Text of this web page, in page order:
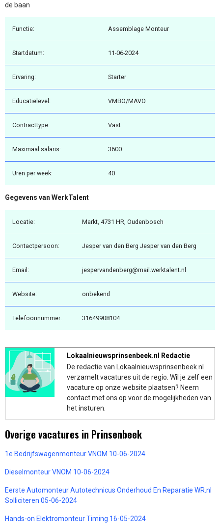
de baan
Functie: Assemblage Monteur
Startdatum: 11-06-2024
Ervaring: Starter
Educatielevel: VMBO/MAVO
Contracttype: Vast
Maximaal salaris: 3600
Uren per week: 40
Gegevens van WerkTalent
Locatie: Markt, 4731 HR, Oudenbosch
Contactpersoon: Jesper van den Berg Jesper van den Berg
Email: jespervandenberg@mail.werktalent.nl
Website: onbekend
Telefoonnummer: 31649908104
Lokaalnieuwsprinsenbeek.nl Redactie
De redactie van Lokaalnieuwsprinsenbeek.nl
verzamelt vacatures uit de regio. Wil je zelf een
vacature op onze website plaatsen? Neem
contact met ons op voor de mogelijkheden van
het insturen.
Overige vacatures in Prinsenbeek
1e Bedrijfswagenmonteur VNOM 10-06-2024
Dieselmonteur VNOM 10-06-2024
Eerste Automonteur Autotechnicus Onderhoud En Reparatie WR.nl
Solliciteren 05-06-2024
Hands-on Elektromonteur Timing 16-05-2024